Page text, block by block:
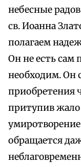
небесные
св. Иоанна
полагаем
Он не есть сам
необходим. Он
приобретения
притупив жало
обращается